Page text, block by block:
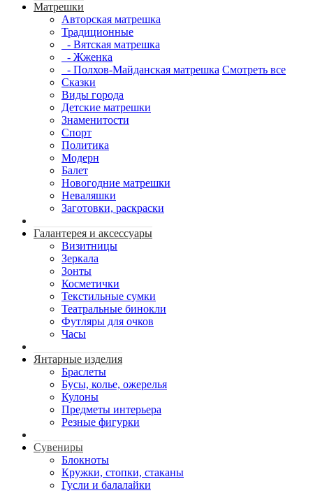
Матрешки
Авторская матрешка
Традиционные
- Вятская матрешка
- Жженка
- Полхов-Майданская матрешка Смотреть все
Сказки
Виды города
Детские матрешки
Знаменитости
Спорт
Политика
Модерн
Балет
Новогодние матрешки
Неваляшки
Заготовки, раскраски
Галантерея и аксессуары
Визитницы
Зеркала
Зонты
Косметички
Текстильные сумки
Театральные бинокли
Футляры для очков
Часы
Янтарные изделия
Браслеты
Бусы, колье, ожерелья
Кулоны
Предметы интерьера
Резные фигурки
Сувениры
Блокноты
Кружки, стопки, стаканы
Гусли и балалайки